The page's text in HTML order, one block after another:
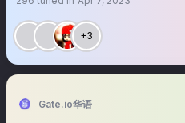
+3
Gate.io华语